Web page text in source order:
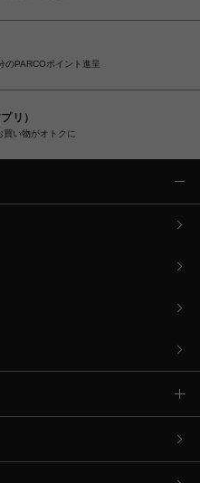
のPARCOポイント進呈
リ）
買い物がオトクに